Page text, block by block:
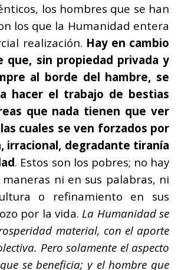
los hombres que se han
los que la Humanidad entera
realización. Hay en cambio
que, sin propiedad privada y
al borde del hambre, se
hacer el trabajo de bestias
que nada tienen que ver
cuales se ven forzados por
irracional, degradante tiranía
. Estos son los pobres; no hay
maneras ni en sus palabras, ni
o refinamiento en sus
por la vida. La Humanidad se
material, con el aporte
Pero solamente el aspecto
se beneficia; y el hombre que